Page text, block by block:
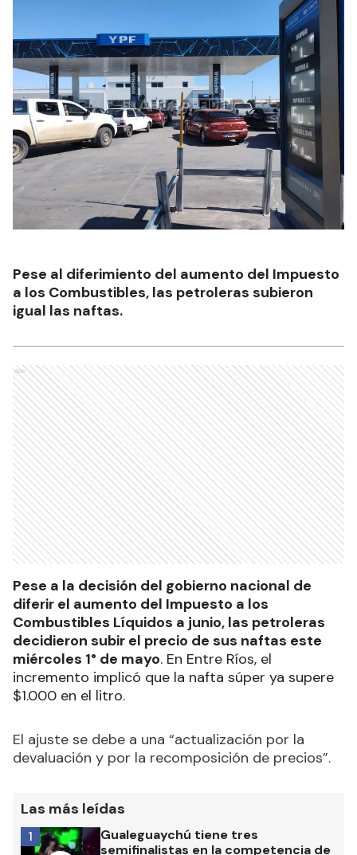
Pese al diferimiento del aumento del Impuesto
a los Combustibles, las petroleras subieron
igual las naftas.
Ads
Pese a la decisión del gobierno nacional de
diferir el aumento del Impuesto a los
Combustibles Líquidos a junio, las petroleras
decidieron subir el precio de sus naftas este
miércoles 1° de mayo. En Entre Ríos, el
incremento implicó que la nafta súper ya supere
$1.000 en el litro.
El ajuste se debe a una “actualización por la
devaluación y por la recomposición de precios”.
Las más leídas
Gualeguaychú tiene tres
semifinalistas en la competencia de
1